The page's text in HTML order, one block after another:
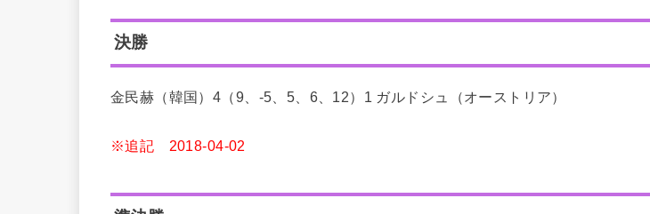
決勝
金民赫（韓国）4（9、-5、5、6、12）1 ガルドシュ（オーストリア）
※追記 2018-04-02